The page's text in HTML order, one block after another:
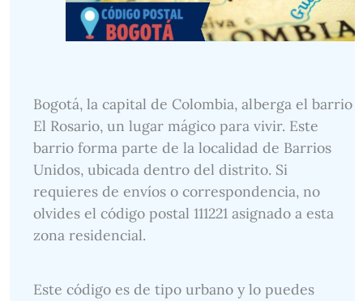
Bogotá, la capital de Colombia, alberga el barrio
El Rosario, un lugar mágico para vivir. Este
barrio forma parte de la localidad de Barrios
Unidos, ubicada dentro del distrito. Si
requieres de envíos o correspondencia, no
olvides el código postal 111221 asignado a esta
zona residencial.
Este código es de tipo urbano y lo puedes